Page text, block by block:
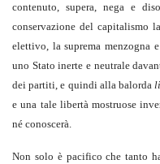
contenuto, supera, nega e
conservazione del capitalismo
elettivo, la suprema menzogna
uno Stato inerte e neutrale
dei partiti, e quindi alla balorda
e una tale libertà mostruose
né conoscerà.
Non solo è pacifico che tanto